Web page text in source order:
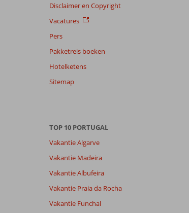
Disclaimer en Copyright
Vacatures
Pers
Pakketreis boeken
Hotelketens
Sitemap
TOP 10 PORTUGAL
Vakantie Algarve
Vakantie Madeira
Vakantie Albufeira
Vakantie Praia da Rocha
Vakantie Funchal